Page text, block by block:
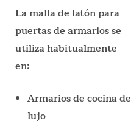
La malla de latón para
puertas de armarios se
utiliza habitualmente
en:
Armarios de cocina de
lujo